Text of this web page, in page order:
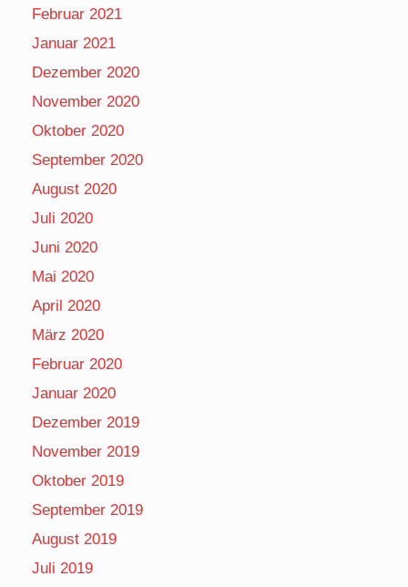
Februar 2021
Januar 2021
Dezember 2020
November 2020
Oktober 2020
September 2020
August 2020
Juli 2020
Juni 2020
Mai 2020
April 2020
März 2020
Februar 2020
Januar 2020
Dezember 2019
November 2019
Oktober 2019
September 2019
August 2019
Juli 2019